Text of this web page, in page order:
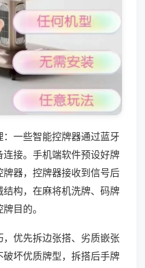
一些智能控牌器通过蓝牙
接。手机端软件预设好牌
器，控牌器接收到信号后
构，在麻将机洗牌、码牌
目的。
优先拆边张搭、劣质嵌张
坏优质牌型，拆搭后手牌